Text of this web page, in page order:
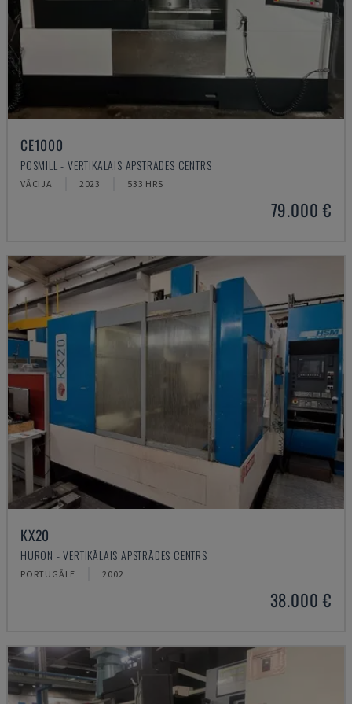
CE1000
POSMILL - VERTIKĀLAIS APSTRĀDES CENTRS
VĀCIJA 2023 533 HRS
79.000 €
KX20
HURON - VERTIKĀLAIS APSTRĀDES CENTRS
PORTUGĀLE 2002
38.000 €